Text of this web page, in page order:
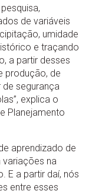
de variáveis
umidade
e traçando
a partir desses
produção, de
segurança
explica o
Planejamento
aprendizado de
na
E a partir daí, nós
entre esses